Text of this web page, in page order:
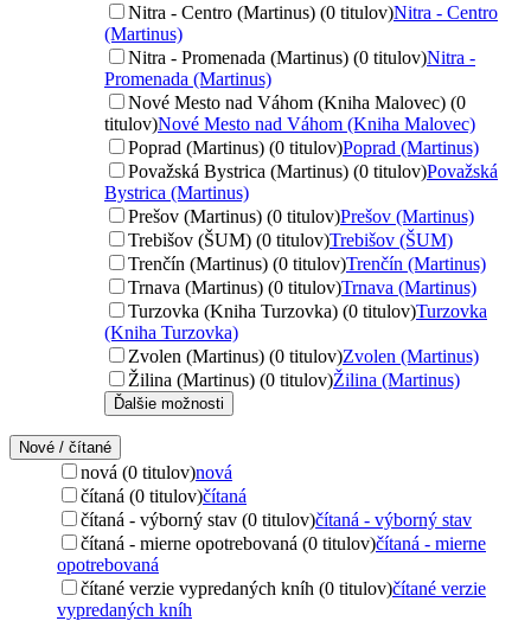
Nitra - Centro (Martinus) (0 titulov)Nitra - Centro
(Martinus)
Nitra - Promenada (Martinus) (0 titulov)Nitra -
Promenada (Martinus)
Nové Mesto nad Váhom (Kniha Malovec) (0
titulov)Nové Mesto nad Váhom (Kniha Malovec)
Poprad (Martinus) (0 titulov)Poprad (Martinus)
Považská Bystrica (Martinus) (0 titulov)Považská
Bystrica (Martinus)
Prešov (Martinus) (0 titulov)Prešov (Martinus)
Trebišov (ŠUM) (0 titulov)Trebišov (ŠUM)
Trenčín (Martinus) (0 titulov)Trenčín (Martinus)
Trnava (Martinus) (0 titulov)Trnava (Martinus)
Turzovka (Kniha Turzovka) (0 titulov)Turzovka
(Kniha Turzovka)
Zvolen (Martinus) (0 titulov)Zvolen (Martinus)
Žilina (Martinus) (0 titulov)Žilina (Martinus)
Ďalšie možnosti
Nové / čítané
nová (0 titulov)nová
čítaná (0 titulov)čítaná
čítaná - výborný stav (0 titulov)čítaná - výborný stav
čítaná - mierne opotrebovaná (0 titulov)čítaná - mierne
opotrebovaná
čítané verzie vypredaných kníh (0 titulov)čítané verzie
vypredaných kníh